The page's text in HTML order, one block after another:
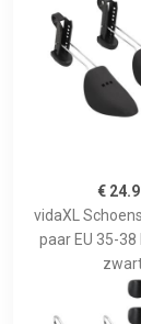
€
vidaXL
paar EU 35-